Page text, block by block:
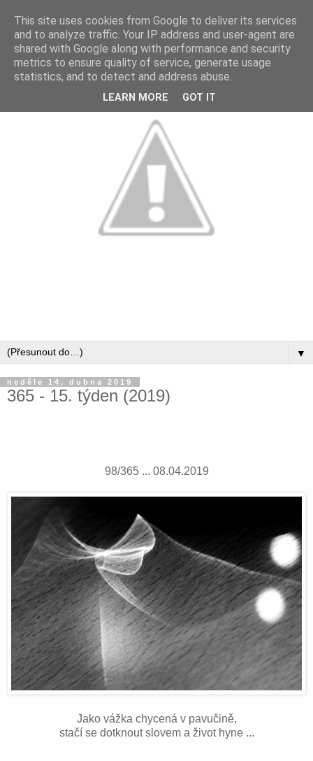
▼
neděle 14. dubna 2019
365 - 15. týden (2019)
98/365 ... 08.04.2019
Jako vážka chycená v pavučině,
stačí se dotknout slovem a život hyne ...
This site uses cookies from Google to deliver its services
and to analyze traffic. Your IP address and user-agent are
shared with Google along with performance and security
metrics to ensure quality of service, generate usage
statistics, and to detect and address abuse.
LEARN MORE GOT IT